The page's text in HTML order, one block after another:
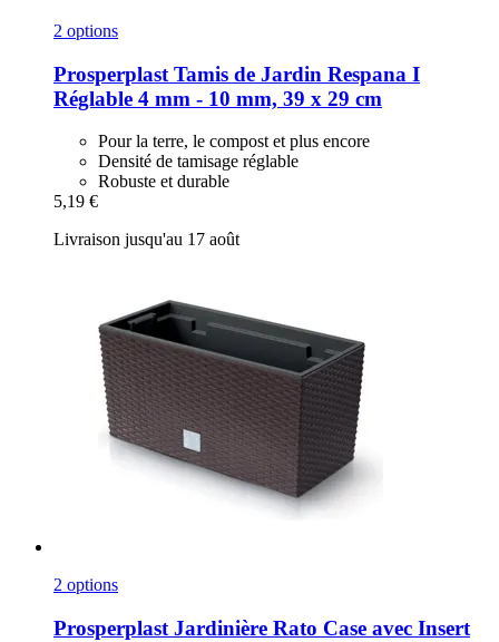
2 options
Prosperplast Tamis de Jardin Respana I
Réglable 4 mm -​ 10 mm, 39 x 29 cm
Pour la terre, le compost et plus encore
Densité de tamisage réglable
Robuste et durable
5,19 €
Livraison jusqu'au 17 août
2 options
Prosperplast Jardinière Rato Case avec Insert